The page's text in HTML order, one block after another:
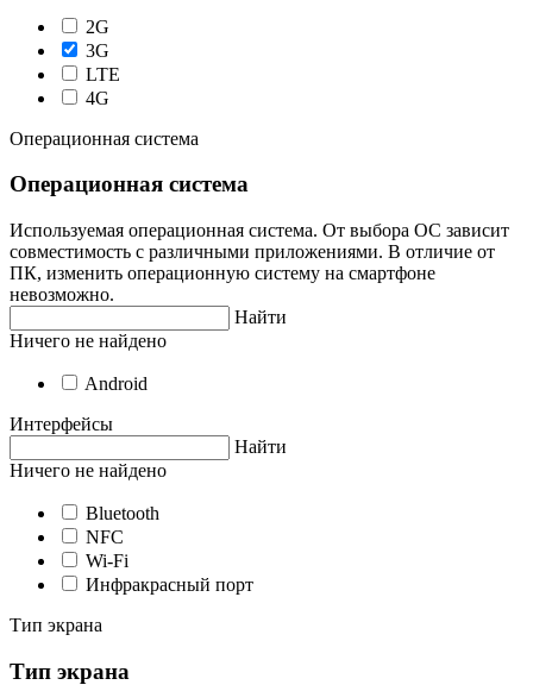
2G
3G
LTE
4G
Операционная система
Операционная система
Используемая операционная система. От выбора ОС зависит
совместимость с различными приложениями. В отличие от
ПК, изменить операционную систему на смартфоне
невозможно.
Найти
Ничего не найдено
Android
Интерфейсы
Найти
Ничего не найдено
Bluetooth
NFC
Wi-Fi
Инфракрасный порт
Тип экрана
Тип экрана